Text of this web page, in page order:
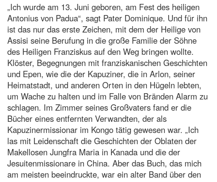
„Ich wurde am 13. Juni geboren, am Fest des heiligen
Antonius von Padua“, sagt Pater Dominique. Und für ihn
ist das nur das erste Zeichen, mit dem der Heilige von
Assisi seine Berufung in die große Familie der Söhne
des Heiligen Franziskus auf den Weg bringen wollte.
Klöster, Begegnungen mit franziskanischen Geschichten
und Epen, wie die der Kapuziner, die in Arlon, seiner
Heimatstadt, und anderen Orten in den Hügeln lebten,
um Wache zu halten und im Falle von Bränden Alarm zu
schlagen. Im Zimmer seines Großvaters fand er die
Bücher eines entfernten Verwandten, der als
Kapuzinermissionar im Kongo tätig gewesen war. „Ich
las mit Leidenschaft die Geschichten der Oblaten der
Makellosen Jungfra Maria in Kanada und die der
Jesuitenmissionare in China. Aber das Buch, das mich
am meisten beeindruckte, war ein alter Band über den